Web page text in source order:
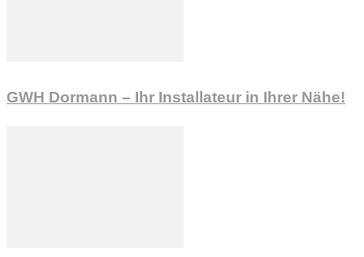
GWH Dormann – Ihr Installateur in Ihrer Nähe!